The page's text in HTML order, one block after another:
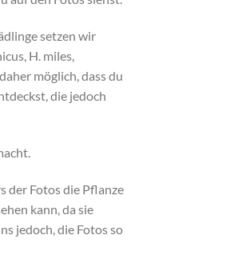
setzen wir
H. miles,
möglich, dass du
die jedoch
der Fotos die Pflanze
kann, da sie
jedoch, die Fotos so